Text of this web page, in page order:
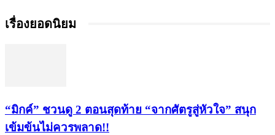
เรื่องยอดนิยม
“มิกค์” ชวนดู 2 ตอนสุดท้าย “จากศัตรูสู่หัวใจ” สนุก
เข้มข้นไม่ควรพลาด!!